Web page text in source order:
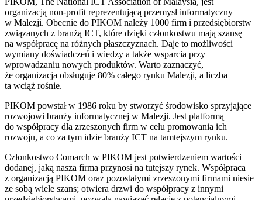
organizacją non-profit reprezentującą przemysł informatyczny
w Malezji. Obecnie do PIKOM należy 1000 firm i przedsiębiorstw
związanych z branżą ICT, które dzięki członkostwu mają szansę
na współpracę na różnych płaszczyznach. Daje to możliwości
wymiany doświadczeń i wiedzy a także wsparcia przy
wprowadzaniu nowych produktów. Warto zaznaczyć,
że organizacja obsługuje 80% całego rynku Malezji, a liczba
ta wciąż rośnie.
PIKOM powstał w 1986 roku by stworzyć środowisko sprzyjające
rozwojowi branży informatycznej w Malezji. Jest platformą
do współpracy dla zrzeszonych firm w celu promowania ich
rozwoju, a co za tym idzie branży ICT na tamtejszym rynku.
Członkostwo Comarch w PIKOM jest potwierdzeniem wartości
dodanej, jaką nasza firma przynosi na tutejszy rynek. Współpraca
z organizacją PIKOM oraz pozostałymi zrzeszonymi firmami niesie
ze sobą wiele szans; otwiera drzwi do współpracy z innymi